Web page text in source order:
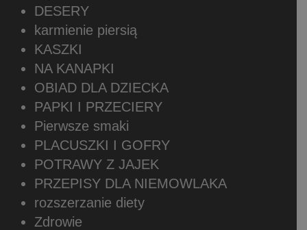
DESERY
karmienie piersią
KASZKI
NA KANAPKI
OBIAD DLA DZIECKA
PAPKI I PRZECIERY
Pierwsze smaki
PLACUSZKI I GOFRY
POTRAWY Z JAJEK
PRZEPISY DLA NIEMOWLAKA
rozszerzanie diety
Zdrowie